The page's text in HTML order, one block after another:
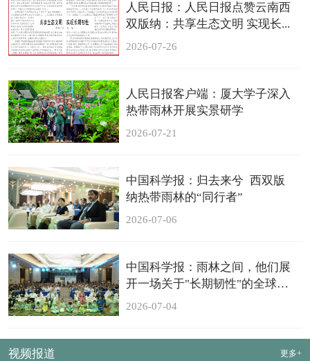
人民日报：人民日报点赞云南西
双版纳：‍共享生态文明 实现长...
2026-07-26
人民日报客户端：厦大学子深入
热带雨林开展实景研学
2026-07-21
中国科学报：归去来兮 西双版
纳热带雨林的“同行者”
2026-07-06
中国科学报：雨林之间，他们展
开一场关于"长期韧性"的全球对
话
2026-07-04
视频报道 更多+